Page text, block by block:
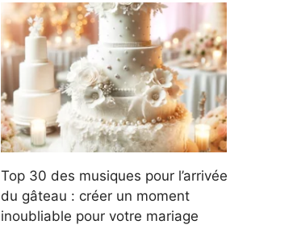
Top 30 des musiques pour l’arrivée
du gâteau : créer un moment
inoubliable pour votre mariage